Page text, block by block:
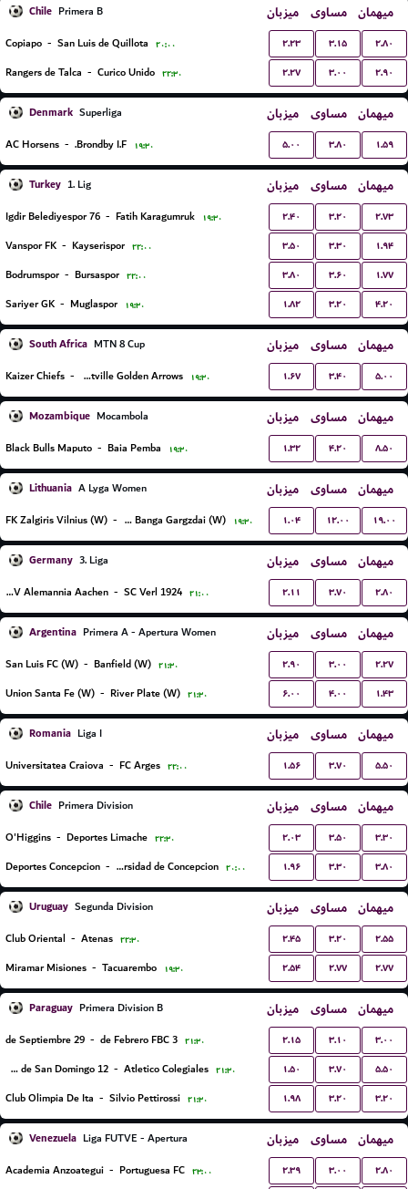
Chile Primera B میزبان مساوی میهمان
Copiapo - San Luis de Quillota ۲۰:۰۰ ۲.۲۳ ۳.۱۵ ۲.۸۰
Rangers de Talca - Curico Unido ۲۲:۳۰ ۲.۲۷ ۳.۰۰ ۲.۹۰
Denmark Superliga میزبان مساوی میهمان
AC Horsens - Brondby I.F. ۱۹:۳۰ ۵.۰۰ ۳.۸۰ ۱.۵۹
Turkey 1. Lig میزبان مساوی میهمان
76 Igdir Belediyespor - Fatih Karagumruk ۱۹:۳۰ ۲.۴۰ ۳.۲۰ ۲.۷۳
Vanspor FK - Kayserispor ۲۲:۰۰ ۳.۵۰ ۳.۳۰ ۱.۹۴
Bodrumspor - Bursaspor ۲۲:۰۰ ۳.۸۰ ۳.۶۰ ۱.۷۷
Sariyer GK - Muglaspor ۱۹:۳۰ ۱.۸۲ ۳.۲۰ ۴.۲۰
South Africa MTN 8 Cup میزبان مساوی میهمان
Kaizer Chiefs - Lamontville Golden Arrows ۱۹:۳۰ ۱.۶۷ ۳.۴۰ ۵.۰۰
Mozambique Mocambola میزبان مساوی میهمان
Black Bulls Maputo - Baia Pemba ۱۹:۳۰ ۱.۳۲ ۴.۲۰ ۸.۵۰
Lithuania A Lyga Women میزبان مساوی میهمان
FK Zalgiris Vilnius (W) - FK Banga Gargzdai (W) ۱۹:۳۰ ۱.۰۴ ۱۲.۰۰ ۱۹.۰۰
Germany 3. Liga میزبان مساوی میهمان
TSV Alemannia Aachen - SC Verl 1924 ۲۱:۰۰ ۲.۱۱ ۳.۷۰ ۲.۸۰
Argentina Primera A - Apertura Women میزبان مساوی میهمان
San Luis FC (W) - Banfield (W) ۲۱:۳۰ ۲.۹۰ ۳.۰۰ ۲.۲۷
Union Santa Fe (W) - River Plate (W) ۲۱:۳۰ ۶.۰۰ ۴.۰۰ ۱.۴۳
Romania Liga I میزبان مساوی میهمان
Universitatea Craiova - FC Arges ۲۲:۰۰ ۱.۵۶ ۳.۷۰ ۵.۵۰
Chile Primera Division میزبان مساوی میهمان
O'Higgins - Deportes Limache ۲۲:۳۰ ۲.۰۳ ۳.۵۰ ۳.۳۰
Deportes Concepcion - C.D. Universidad de Concepcion ۲۰:۰۰ ۱.۹۶ ۳.۳۰ ۳.۸۰
Uruguay Segunda Division میزبان مساوی میهمان
Club Oriental - Atenas ۲۲:۳۰ ۲.۴۵ ۳.۲۰ ۲.۵۵
Miramar Misiones - Tacuarembo ۱۹:۳۰ ۲.۵۴ ۲.۷۷ ۲.۷۷
Paraguay Primera Division B میزبان مساوی میهمان
29 de Septiembre - 3 de Febrero FBC ۲۱:۳۰ ۲.۱۵ ۳.۱۰ ۳.۰۰
12 de Octubre de San Domingo - Atletico Colegiales ۲۱:۳۰ ۱.۵۰ ۳.۷۰ ۵.۵۰
Club Olimpia De Ita - Silvio Pettirossi ۲۱:۳۰ ۱.۹۸ ۳.۲۰ ۳.۲۰
Venezuela Liga FUTVE - Apertura میزبان مساوی میهمان
Academia Anzoategui - Portuguesa FC ۲۳:۰۰ ۲.۳۹ ۳.۰۰ ۲.۸۰